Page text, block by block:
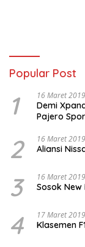
Popular Post
1 16 Maret 2019
Demi
Pajero
2 16 Maret 2019
Aliansi
3 16 Maret 2019
Sosok New
4 17 Maret 2019
Klasemen